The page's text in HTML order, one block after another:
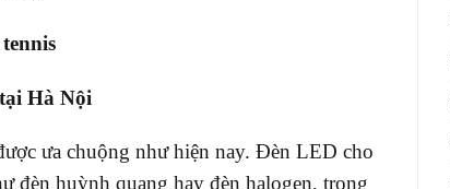
Hà Nội
ưa chuộng như hiện nay. Đèn LED cho
đèn huỳnh quang hay đèn halogen, trong